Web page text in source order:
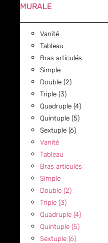
MURALE
Vanité
Tableau
Bras articulés
Simple
Double (2)
Triple (3)
Quadruple (4)
Quintuple (5)
Sextuple (6)
Vanité
Tableau
Bras articulés
Simple
Double (2)
Triple (3)
Quadruple (4)
Quintuple (5)
Sextuple (6)